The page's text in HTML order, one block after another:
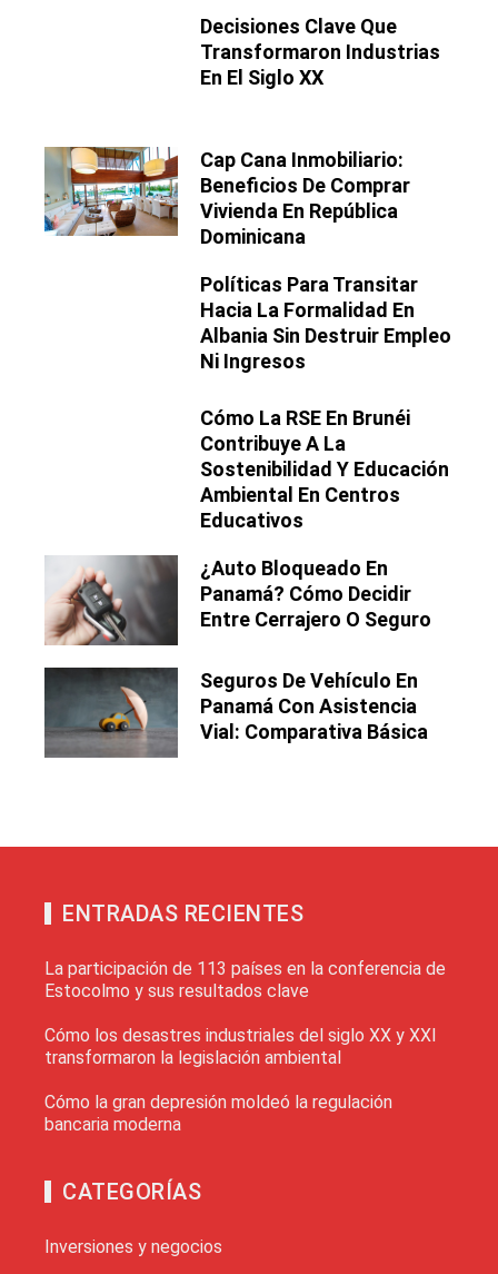
Decisiones Clave Que
Transformaron Industrias
En El Siglo XX
Cap Cana Inmobiliario:
Beneficios De Comprar
Vivienda En República
Dominicana
Políticas Para Transitar
Hacia La Formalidad En
Albania Sin Destruir Empleo
Ni Ingresos
Cómo La RSE En Brunéi
Contribuye A La
Sostenibilidad Y Educación
Ambiental En Centros
Educativos
¿Auto Bloqueado En
Panamá? Cómo Decidir
Entre Cerrajero O Seguro
Seguros De Vehículo En
Panamá Con Asistencia
Vial: Comparativa Básica
ENTRADAS RECIENTES
La participación de 113 países en la conferencia de
Estocolmo y sus resultados clave
Cómo los desastres industriales del siglo XX y XXI
transformaron la legislación ambiental
Cómo la gran depresión moldeó la regulación
bancaria moderna
CATEGORÍAS
Inversiones y negocios